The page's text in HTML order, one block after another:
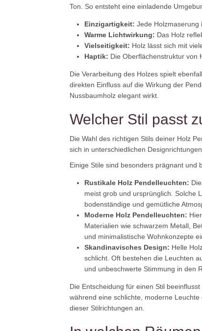
Ton. So entsteht eine einladende
Einzigartigkeit: Jede Holzmaserung
Warme Lichtwirkung: Das Holz
Vielseitigkeit: Holz lässt sich mit
Haptik: Die Oberflächenstruktur von
Die Verarbeitung des Holzes spielt
direkten Einfluss auf die Wirkung der
Nussbaumholz elegant wirkt.
Welcher Stil passt
Die Wahl des richtigen Stils deiner Holz
sich in unterschiedlichen
Einige Stile sind besonders prägnant und
Rustikale Holz Pendelleuchten:
meist grob und ursprünglich. Solche
bodenständige und gemütliche
Moderne Holz Pendelleuchten:
Materialien wie schwarzem Metall,
und minimalistische Wohnkonzepte
Skandinavisches Design: Helle
schlicht. Oft bestehen die Leuchten
und unbeschwerte Stimmung in den
Die Entscheidung für einen Stil
während eine schlichte, moderne
dieser Stilrichtungen an.